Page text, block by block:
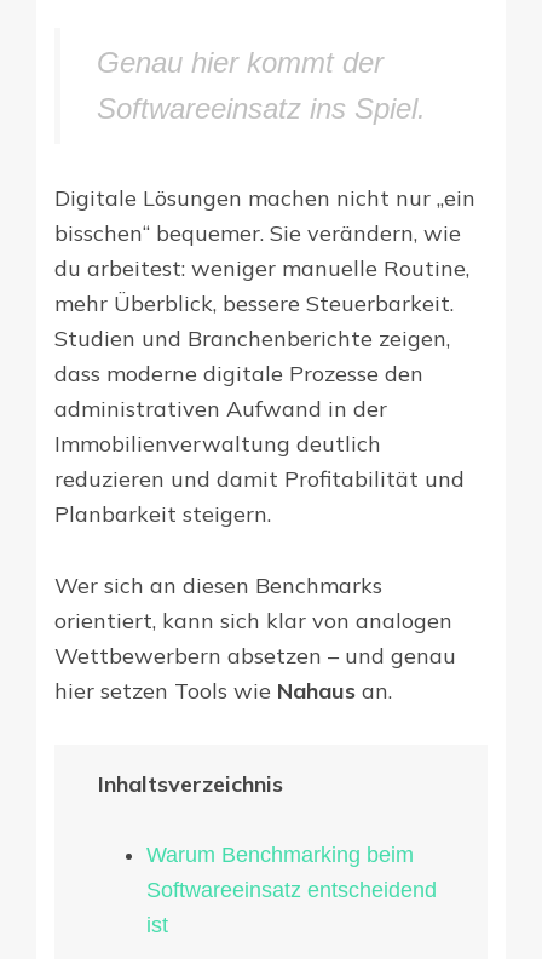
Genau hier kommt der
Softwareeinsatz ins Spiel.
Digitale Lösungen machen nicht nur „ein
bisschen“ bequemer. Sie verändern, wie
du arbeitest: weniger manuelle Routine,
mehr Überblick, bessere Steuerbarkeit.
Studien und Branchenberichte zeigen,
dass moderne digitale Prozesse den
administrativen Aufwand in der
Immobilienverwaltung deutlich
reduzieren und damit Profitabilität und
Planbarkeit steigern.
Wer sich an diesen Benchmarks
orientiert, kann sich klar von analogen
Wettbewerbern absetzen – und genau
hier setzen Tools wie Nahaus an.
Inhaltsverzeichnis
Warum Benchmarking beim
Softwareeinsatz entscheidend
ist